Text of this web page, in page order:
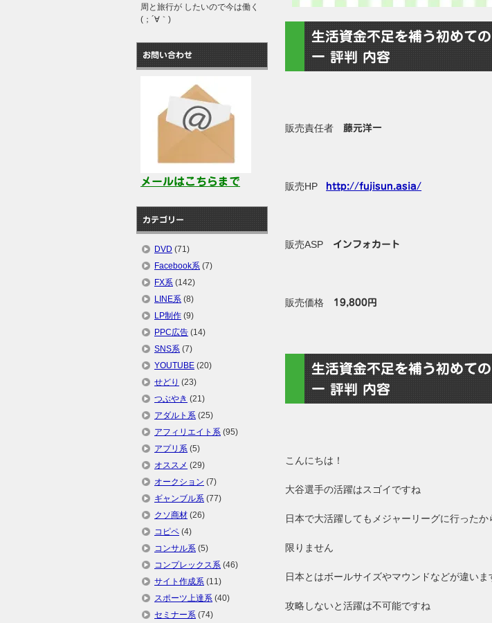
生活資金不足を補う初めて
一 評判 内容
販売責任者藤元洋一
販売HP http://fujisun.asia/
販売ASP インフォカート
販売価格 19,800円
生活資金不足を補う初めて
一 評判 内容
こんにちは！
大谷選手の活躍はスゴイですね
日本で大活躍してもメジャーリーグに行った
限りません
日本とはボールサイズやマウンドなどが違いま
攻略しないと活躍は不可能ですね
周と旅行が したいので今は働く
(；´∀｀)
お問い合わせ
メールはこちらまで
カテゴリー
DVD (71)
Facebook系 (7)
FX系 (142)
LINE系 (8)
LP制作 (9)
PPC広告 (14)
SNS系 (7)
YOUTUBE (20)
せどり (23)
つぶやき (21)
アダルト系 (25)
アフィリエイト系 (95)
アプリ系 (5)
オススメ (29)
オークション (7)
ギャンブル系 (77)
クソ商材 (26)
コピペ (4)
コンサル系 (5)
コンプレックス系 (46)
サイト作成系 (11)
スポーツ上達系 (40)
セミナー系 (74)